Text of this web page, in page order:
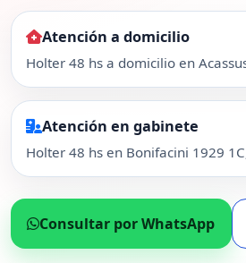
Atención a domicilio
Holter 48 hs a domicilio en
Atención en gabinete
Holter 48 hs en Bonifacini 1929
Consultar por WhatsApp